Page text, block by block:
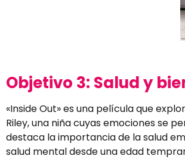
Objetivo 3: Salud y
«Inside Out» es una película que
Riley, una niña cuyas emociones se
destaca la importancia de la salud
salud mental desde una edad